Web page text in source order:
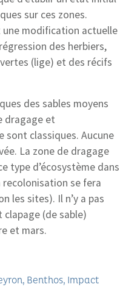
sur ces zones.
modification actuelle
des herbiers,
(lige) et des récifs
des sables moyens
dragage et
sont classiques. Aucune
La zone de dragage
type d’écosystème dans
recolonisation se fera
les sites). Il n’y a pas
clapage (de sable)
et mars.
Benthos Impact